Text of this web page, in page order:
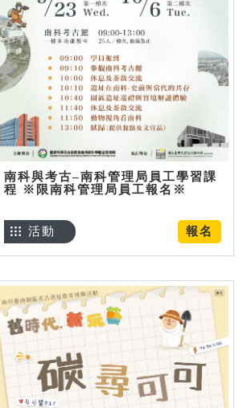
南科與考古–南科管理局員工學習課
程 ※限南科管理局員工報名※
報名
活動